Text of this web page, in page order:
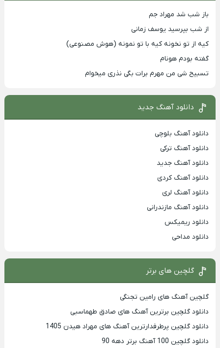
باز شب شد مهراد جم
از شب بپرسید یوسف زمانی
کیه از تو نخونه کیه با تو نمونه (هوش مصنوعی)
گفته بودم هونام
تسبیح شی من مهرم برات بگی نذری میخوام
دانلود آهنگ جدید
دانلود آهنگ بلوچی
دانلود آهنگ ترکی
دانلود آهنگ جدید
دانلود آهنگ کردی
دانلود آهنگ لری
دانلود آهنگ مازندرانی
دانلود ریمیکس
دانلود مداحی
گلچین های برتر
گلچین آهنگ های رامین تجنگی
دانلود گلچین برترین آهنگ های صادق طهماسبی
دانلود گلچین پرطرفدارترین آهنگ های مهراد هیدن 1405
دانلود گلچین 100 آهنگ برتر دهه 90